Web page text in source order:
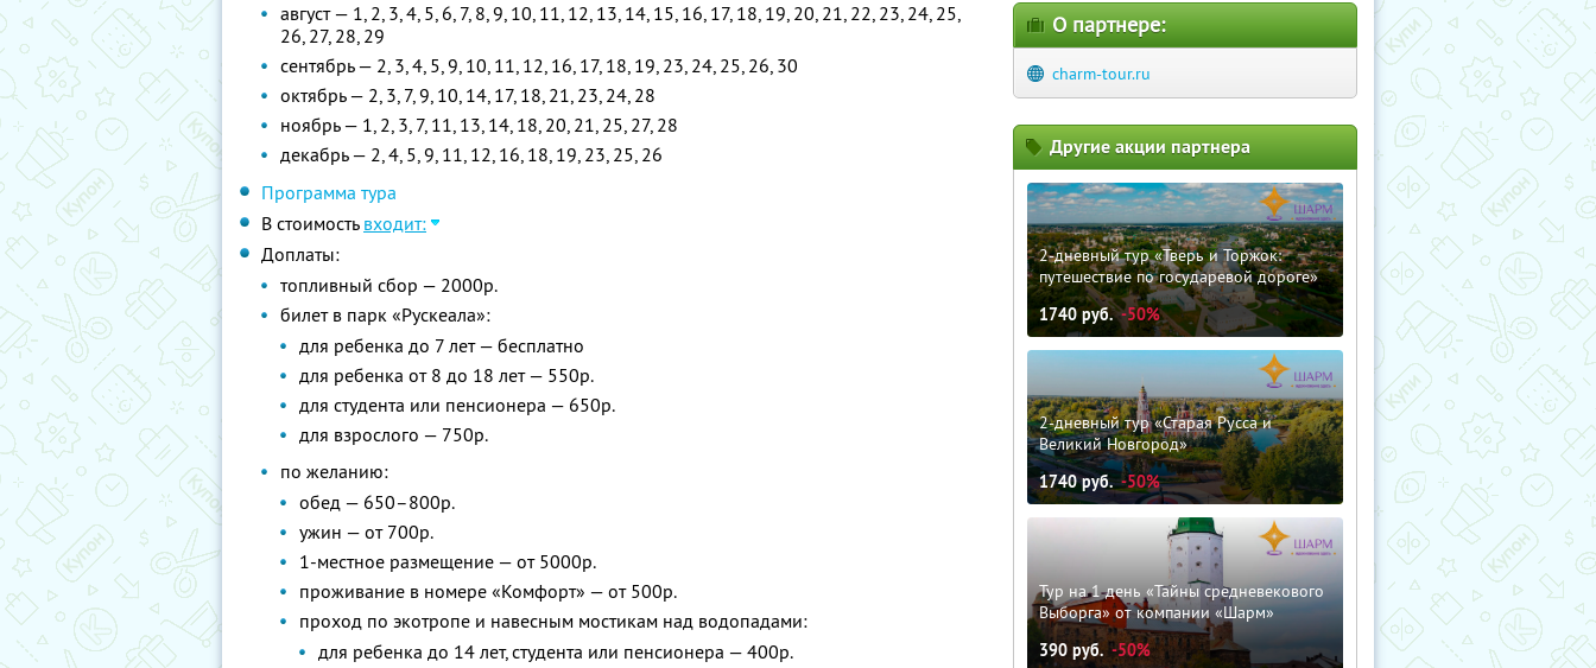
август — 1, 2, 3, 4, 5, 6, 7, 8, 9, 10, 11, 12, 13, 14, 15, 16, 17, 18, 19, 20, 21, 22, 23, 24, 25,
26, 27, 28, 29
сентябрь — 2, 3, 4, 5, 9, 10, 11, 12, 16, 17, 18, 19, 23, 24, 25, 26, 30
октябрь — 2, 3, 7, 9, 10, 14, 17, 18, 21, 23, 24, 28
ноябрь — 1, 2, 3, 7, 11, 13, 14, 18, 20, 21, 25, 27, 28
декабрь — 2, 4, 5, 9, 11, 12, 16, 18, 19, 23, 25, 26
Программа тура
В стоимость входит:
Доплаты:
топливный сбор — 2000р.
билет в парк «Рускеала»:
для ребенка до 7 лет — бесплатно
для ребенка от 8 до 18 лет — 550р.
для студента или пенсионера — 650р.
для взрослого — 750р.
по желанию:
обед — 650–800р.
ужин — от 700р.
1-местное размещение — от 5000р.
проживание в номере «Комфорт» — от 500р.
проход по экотропе и навесным мостикам над водопадами:
для ребенка до 14 лет, студента или пенсионера — 400р.
О партнере:
charm-tour.ru
Другие акции партнера
2-дневный тур «Тверь и Торжок:
путешествие по государевой дороге»
1740руб. -50%
2-дневный тур «Старая Русса и
Великий Новгород»
1740руб. -50%
Тур на 1 день «Тайны средневекового
Выборга» от компании «Шарм»
390 руб. -50%